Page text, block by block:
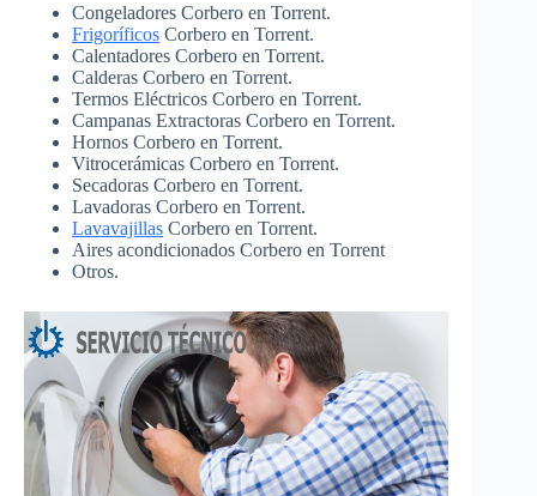
Congeladores Corbero en Torrent.
Frigoríficos Corbero en Torrent.
Calentadores Corbero en Torrent.
Calderas Corbero en Torrent.
Termos Eléctricos Corbero en Torrent.
Campanas Extractoras Corbero en Torrent.
Hornos Corbero en Torrent.
Vitrocerámicas Corbero en Torrent.
Secadoras Corbero en Torrent.
Lavadoras Corbero en Torrent.
Lavavajillas Corbero en Torrent.
Aires acondicionados Corbero en Torrent
Otros.